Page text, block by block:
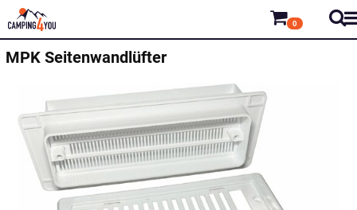
0
MPK Seitenwandlüfter